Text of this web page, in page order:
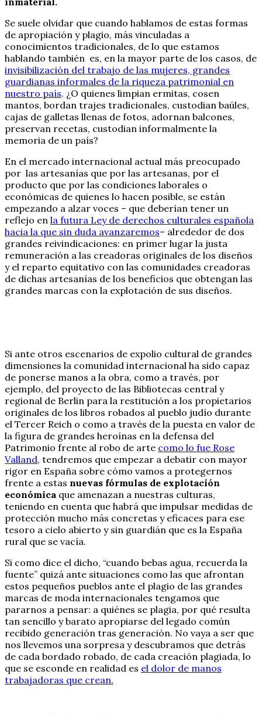
Se suele olvidar que cuando hablamos de estas formas
de apropiación y plagio, más vinculadas a
conocimientos tradicionales, de lo que estamos
hablando también es, en la mayor parte de los casos, de
invisibilización del trabajo de las mujeres, grandes
guardianas informales de la riqueza patrimonial en
nuestro país. ¿O quienes limpian ermitas, cosen
mantos, bordan trajes tradicionales, custodian baúles,
cajas de galletas llenas de fotos, adornan balcones,
preservan recetas, custodian informalmente la
memoria de un país?
En el mercado internacional actual más preocupado
por las artesanías que por las artesanas, por el
producto que por las condiciones laborales o
económicas de quienes lo hacen posible, se están
empezando a alzar voces – que deberían tener un
reflejo en la futura Ley de derechos culturales española
hacia la que sin duda avanzaremos– alrededor de dos
grandes reivindicaciones: en primer lugar la justa
remuneración a las creadoras originales de los diseños
y el reparto equitativo con las comunidades creadoras
de dichas artesanías de los beneficios que obtengan las
grandes marcas con la explotación de sus diseños.
Si ante otros escenarios de expolio cultural de grandes
dimensiones la comunidad internacional ha sido capaz
de ponerse manos a la obra, como a través, por
ejemplo, del proyecto de las Bibliotecas central y
regional de Berlin para la restitución a los propietarios
originales de los libros robados al pueblo judío durante
el Tercer Reich o como a través de la puesta en valor de
la figura de grandes heroínas en la defensa del
Patrimonio frente al robo de arte como lo fue Rose
Valland, tendremos que empezar a debatir con mayor
rigor en España sobre cómo vamos a protegernos
frente a estas nuevas fórmulas de explotación
económica que amenazan a nuestras culturas,
teniendo en cuenta que habrá que impulsar medidas de
protección mucho más concretas y eficaces para ese
tesoro a cielo abierto y sin guardián que es la España
rural que se vacía.
Si como dice el dicho, “cuando bebas agua, recuerda la
fuente” quizá ante situaciones como las que afrontan
estos pequeños pueblos ante el plagio de las grandes
marcas de moda internacionales tengamos que
pararnos a pensar: a quiénes se plagia, por qué resulta
tan sencillo y barato apropiarse del legado común
recibido generación tras generación. No vaya a ser que
nos llevemos una sorpresa y descubramos que detrás
de cada bordado robado, de cada creación plagiada, lo
que se esconde en realidad es el dolor de manos
trabajadoras que crean.